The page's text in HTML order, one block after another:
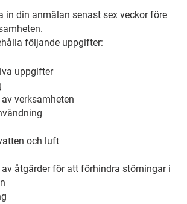
in din anmälan senast sex veckor före
följande uppgifter:
uppgifter
verksamheten
och luft
av åtgärder för att förhindra störningar i